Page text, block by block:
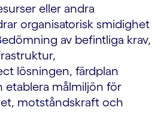
eller andra
organisatorisk smidighet
av befintliga krav,
lösningen, färdplan
etablera målmiljön för
motståndskraft och